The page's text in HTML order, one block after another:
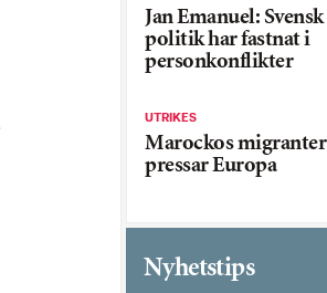
Jan Emanuel: Svensk
politik har fastnat i
personkonflikter
UTRIKES
Marockos migranter
pressar Europa
Nyhetstips